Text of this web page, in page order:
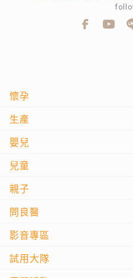
懷孕
生產
嬰兒
兒童
親子
問良醫
影音專區
試用大隊